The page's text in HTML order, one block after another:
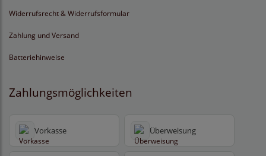
Widerrufsrecht & Widerrufsformular
Zahlung und Versand
Batteriehinweise
Zahlungsmöglichkeiten
Vorkasse Überweisung